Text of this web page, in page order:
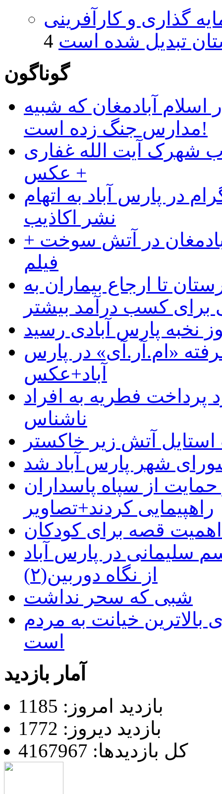
گذاری و کارآفرینی
تبدیل شده است
گوناگون
آبادمغان که شبیه
مدارس جنگ زده است!
شهرک آیت الله غفاری
+ عکس
در پارس آباد به اتهام
نشر اکاذیب
در آتش سوخت +
فیلم
تا ارجاع بیماران به
کسب درآمد بیشتر
نخبه پارس آبادی رسید
«ام.آر.آی» در پارس
آباد+عکس
پرداخت فطریه به افراد
ناشناس
آتش زیر خاکستر
شهر پارس آباد شد
از سپاه پاسداران
راهپیمایی کردند+تصاویر
سلیمانی در پارس آباد
از نگاه دوربین(۲)
شبی که سحر نداشت
خیانت به مردم
است
آمار بازدید
بازدید امروز: 1185
بازدید دیروز: 1772
کل بازدیدها: 4167967